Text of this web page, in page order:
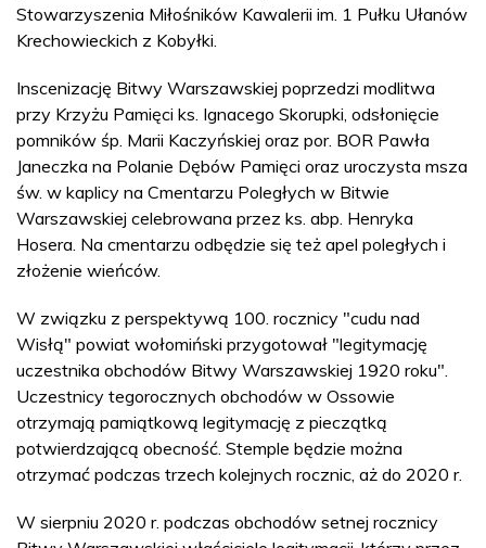
Stowarzyszenia Miłośników Kawalerii im. 1 Pułku Ułanów
Krechowieckich z Kobyłki.
Inscenizację Bitwy Warszawskiej poprzedzi modlitwa
przy Krzyżu Pamięci ks. Ignacego Skorupki, odsłonięcie
pomników śp. Marii Kaczyńskiej oraz por. BOR Pawła
Janeczka na Polanie Dębów Pamięci oraz uroczysta msza
św. w kaplicy na Cmentarzu Poległych w Bitwie
Warszawskiej celebrowana przez ks. abp. Henryka
Hosera. Na cmentarzu odbędzie się też apel poległych i
złożenie wieńców.
W związku z perspektywą 100. rocznicy "cudu nad
Wisłą" powiat wołomiński przygotował "legitymację
uczestnika obchodów Bitwy Warszawskiej 1920 roku".
Uczestnicy tegorocznych obchodów w Ossowie
otrzymają pamiątkową legitymację z pieczątką
potwierdzającą obecność. Stemple będzie można
otrzymać podczas trzech kolejnych rocznic, aż do 2020 r.
W sierpniu 2020 r. podczas obchodów setnej rocznicy